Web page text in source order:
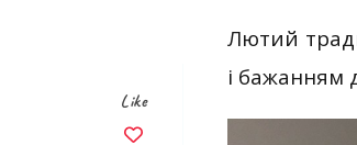
Like
Лютий
і бажанням